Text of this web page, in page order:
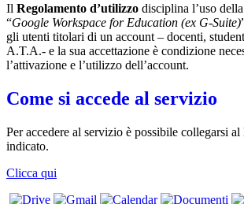
Il Regolamento d’utilizzo disciplina l’uso
“Google Workspace for Education (ex G-Suite)
gli utenti titolari di un account – docenti,
A.T.A.- e la sua accettazione è condizione
l’attivazione e l’utilizzo dell’account.
Come si accede al servizio
Per accedere al servizio è possibile collegarsi
indicato.
Clicca qui